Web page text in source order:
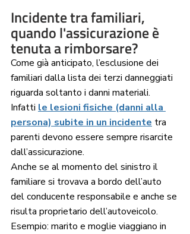
Incidente tra familiari,
quando l'assicurazione è
tenuta a rimborsare?
Come già anticipato, l’esclusione dei
familiari dalla lista dei terzi danneggiati
riguarda soltanto i danni materiali.
Infatti le lesioni fisiche (danni alla
persona) subite in un incidente tra
parenti devono essere sempre risarcite
dall’assicurazione.
Anche se al momento del sinistro il
familiare si trovava a bordo dell’auto
del conducente responsabile e anche se
risulta proprietario dell’autoveicolo.
Esempio: marito e moglie viaggiano in